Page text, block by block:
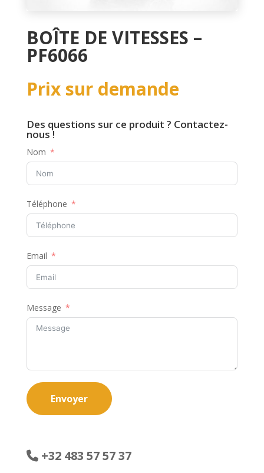
BOÎTE DE VITESSES –
PF6066
Prix sur demande
Des questions sur ce produit ? Contactez-
nous !
Nom
Téléphone
Email
Message
Envoyer
+32 483 57 57 37